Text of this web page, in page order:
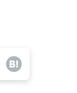
は？組織の内部崩壊